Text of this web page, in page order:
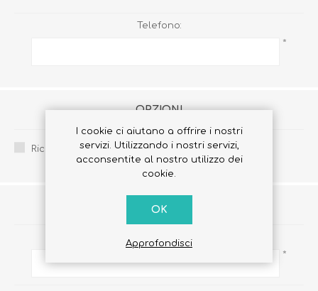
Telefono:
*
OPZIONI
Ricevi la newsletter:
PASSWORD
Password:
*
I cookie ci aiutano a offrire i nostri
servizi. Utilizzando i nostri servizi,
acconsentite al nostro utilizzo dei
cookie.
OK
Approfondisci